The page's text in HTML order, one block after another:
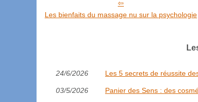
Les bienfaits du massage nu sur la psychologie
24/6/2026 Les 5 secrets de réussite
03/5/2026 Panier des Sens : des